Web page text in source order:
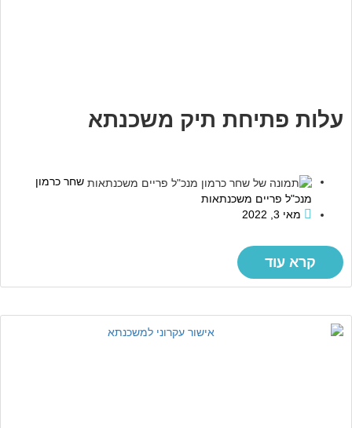
עלות פתיחת תיק משכנתא
שחר כרמון
מנכ"ל פריים משכנתאות
מאי 3, 2022
קרא עוד